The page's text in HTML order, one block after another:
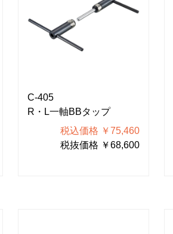
C-405
R・L一軸BBタップ
税込価格 ￥75,460
税抜価格 ￥68,600